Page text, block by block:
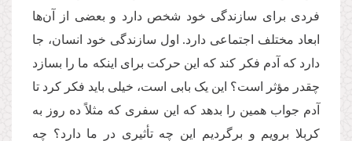
فردی برای سازندگی خود شخص دارد و بعضی از آن‌ها
ابعاد مختلف اجتماعی دارد. اول سازندگی خود انسان، جا
دارد که آدم فکر کند که این حرکت برای اینکه ما را بسازد
چقدر مؤثر است؟ این یک بابی است، خیلی باید فکر کرد تا
آدم جواب همین را بدهد که این سفری که مثلاً‌ ده روز به
کربلا برویم و برگردیم این چه تأثیری در ما دارد؟ چه